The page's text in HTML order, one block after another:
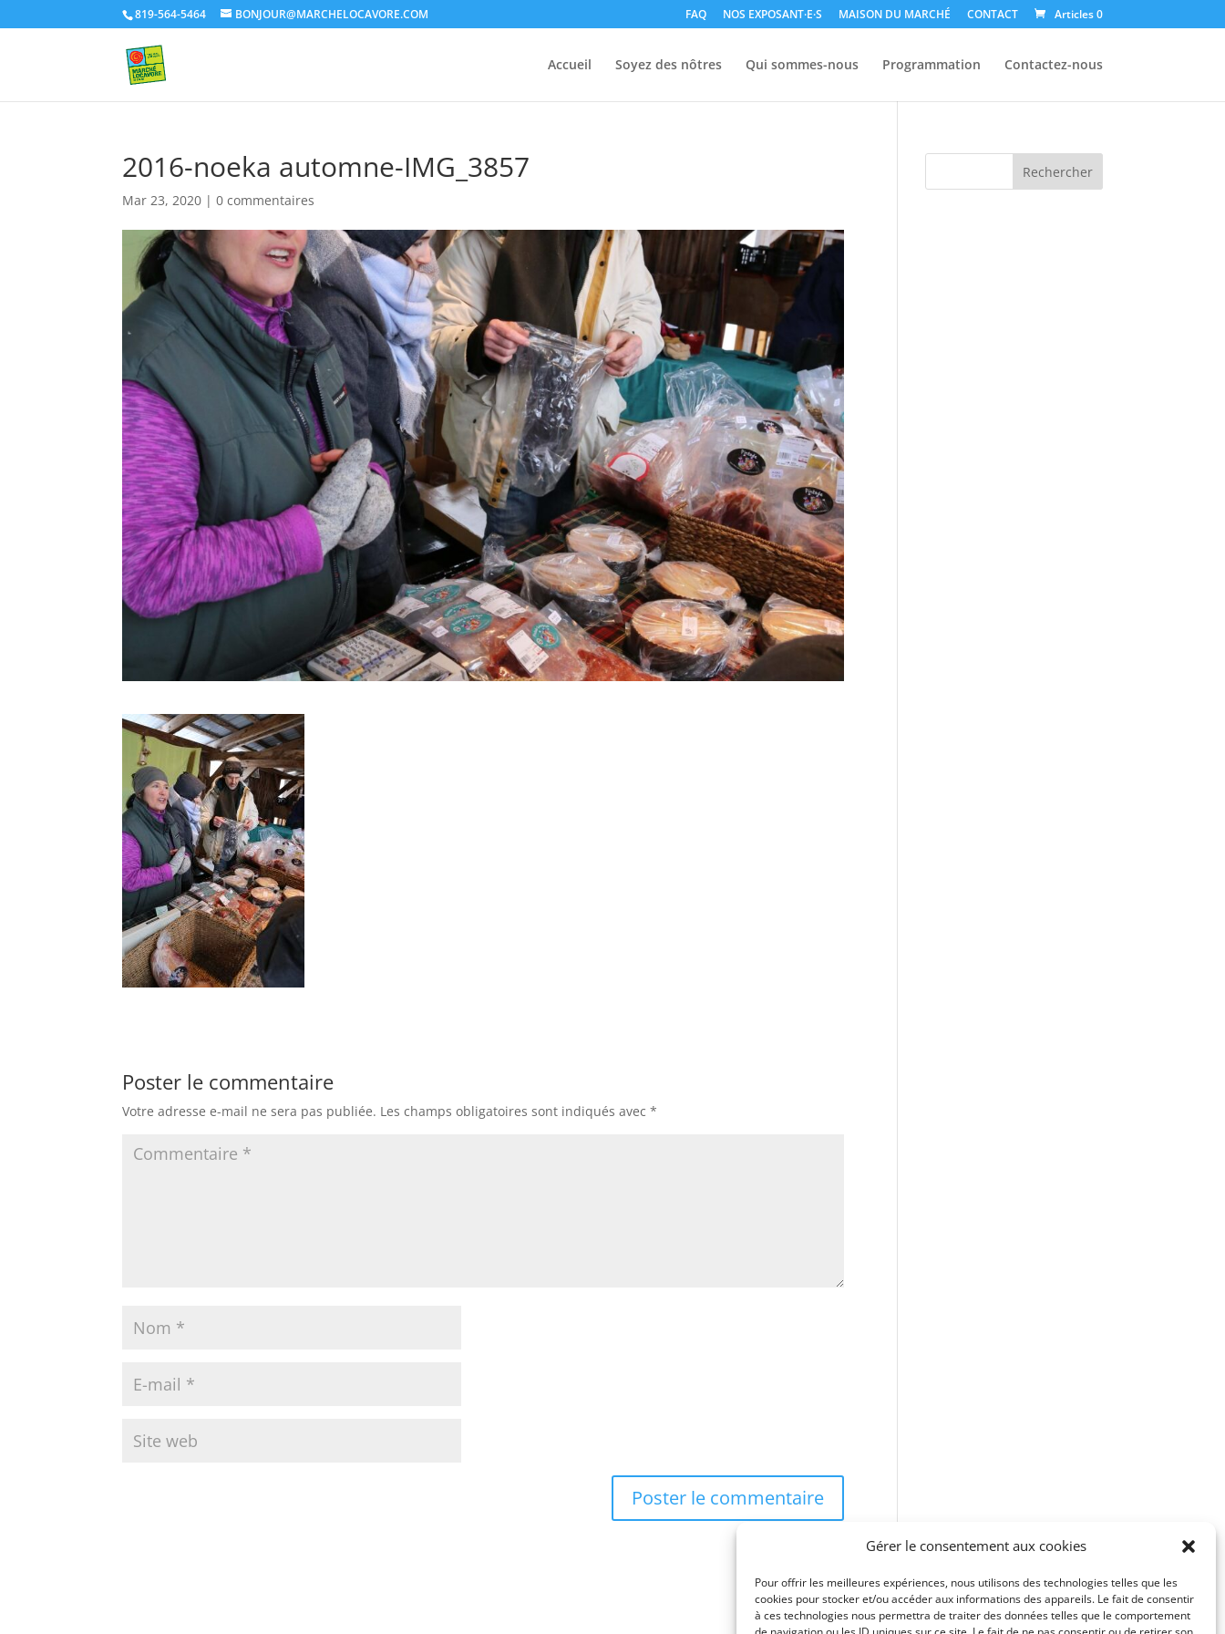
Gérer le consentement aux cookies
Pour offrir les meilleures expériences, nous utilisons des technologies telles que les
cookies pour stocker et/ou accéder aux informations des appareils. Le fait de consentir
à ces technologies nous permettra de traiter des données telles que le comportement
819-564-5464 BONJOUR@MARCHELOCAVORE.COM FAQ NOS EXPOSANT·E·S MAISON DU MARCHÉ CONTACT Articles 0
Accueil Soyez des nôtres Qui sommes-nous Programmation Contactez-nous
2016-noeka automne-IMG_3857
Mar 23, 2020 |0 commentaires
Poster le commentaire
Votre adresse e-mail ne sera pas publiée. Les champs obligatoires sont indiqués avec*
Rechercher